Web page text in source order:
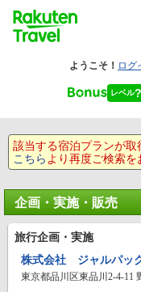
該当する宿泊プランが取
こちら より再度ご検索を
企画・実施・販売
旅行企画・実施
株式会社 ジャルパッ
東京都品川区東品川2-4-11